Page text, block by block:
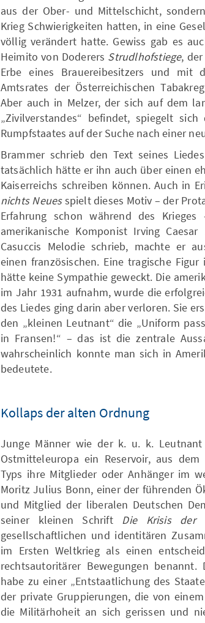
aus der Ober- und Mittelschicht,
Krieg Schwierigkeiten hatten, in eine
völlig verändert hatte. Gewiss gab es
Heimito von Doderers Strudlhofstiege,
Erbe eines Brauereibesitzers und mit
Amtsrates der Österreichischen
Aber auch in Melzer, der sich auf dem
„Zivilverstandes“ befindet, spiegelt
Rumpfstaates auf der Suche nach einer
Brammer schrieb den Text seines
tatsächlich hätte er ihn auch über einen
Kaiserreichs schreiben können. Auch in
nichts Neuesspielt dieses Motiv – der
Erfahrung schon während des
amerikanische Komponist Irving
Casuccis Melodie schrieb, machte er
einen französischen. Eine tragische
hätte keine Sympathie geweckt. Die
im Jahr 1931 aufnahm, wurde die
des Liedes ging darin aber verloren. Sie
den „kleinen Leutnant“ die „Uniform
in Fransen!“ – das ist die zentrale
wahrscheinlich konnte man sich in
bedeutete.
Kollaps der alten Ordnung
Junge Männer wie der k. u. k.
Ostmitteleuropa ein Reservoir, aus
Typs ihre Mitglieder oder Anhänger im
Moritz Julius Bonn, einer der führenden
und Mitglied der liberalen Deutschen
seiner kleinen Schrift Die Krisis der
gesellschaftlichen und identitären
im Ersten Weltkrieg als einen
rechtsautoritärer Bewegungen
habe zu einer „Entstaatlichung des
der private Gruppierungen, die von
die Militärhoheit an sich gerissen und